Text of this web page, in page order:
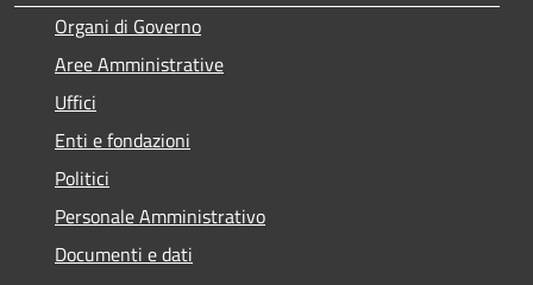
Organi di Governo
Aree Amministrative
Uffici
Enti e fondazioni
Politici
Personale Amministrativo
Documenti e dati